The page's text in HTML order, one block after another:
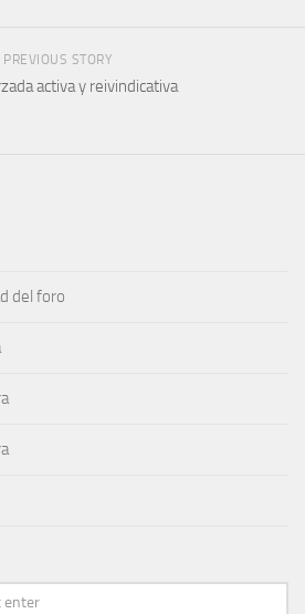
PREVIOUS STORY
activa y reivindicativa
del foro